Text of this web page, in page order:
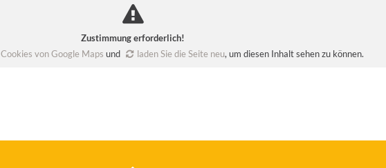
Zustimmung erforderlich!
Cookies von Google Maps und laden Sie die Seite neu, um diesen Inhalt sehen zu können.